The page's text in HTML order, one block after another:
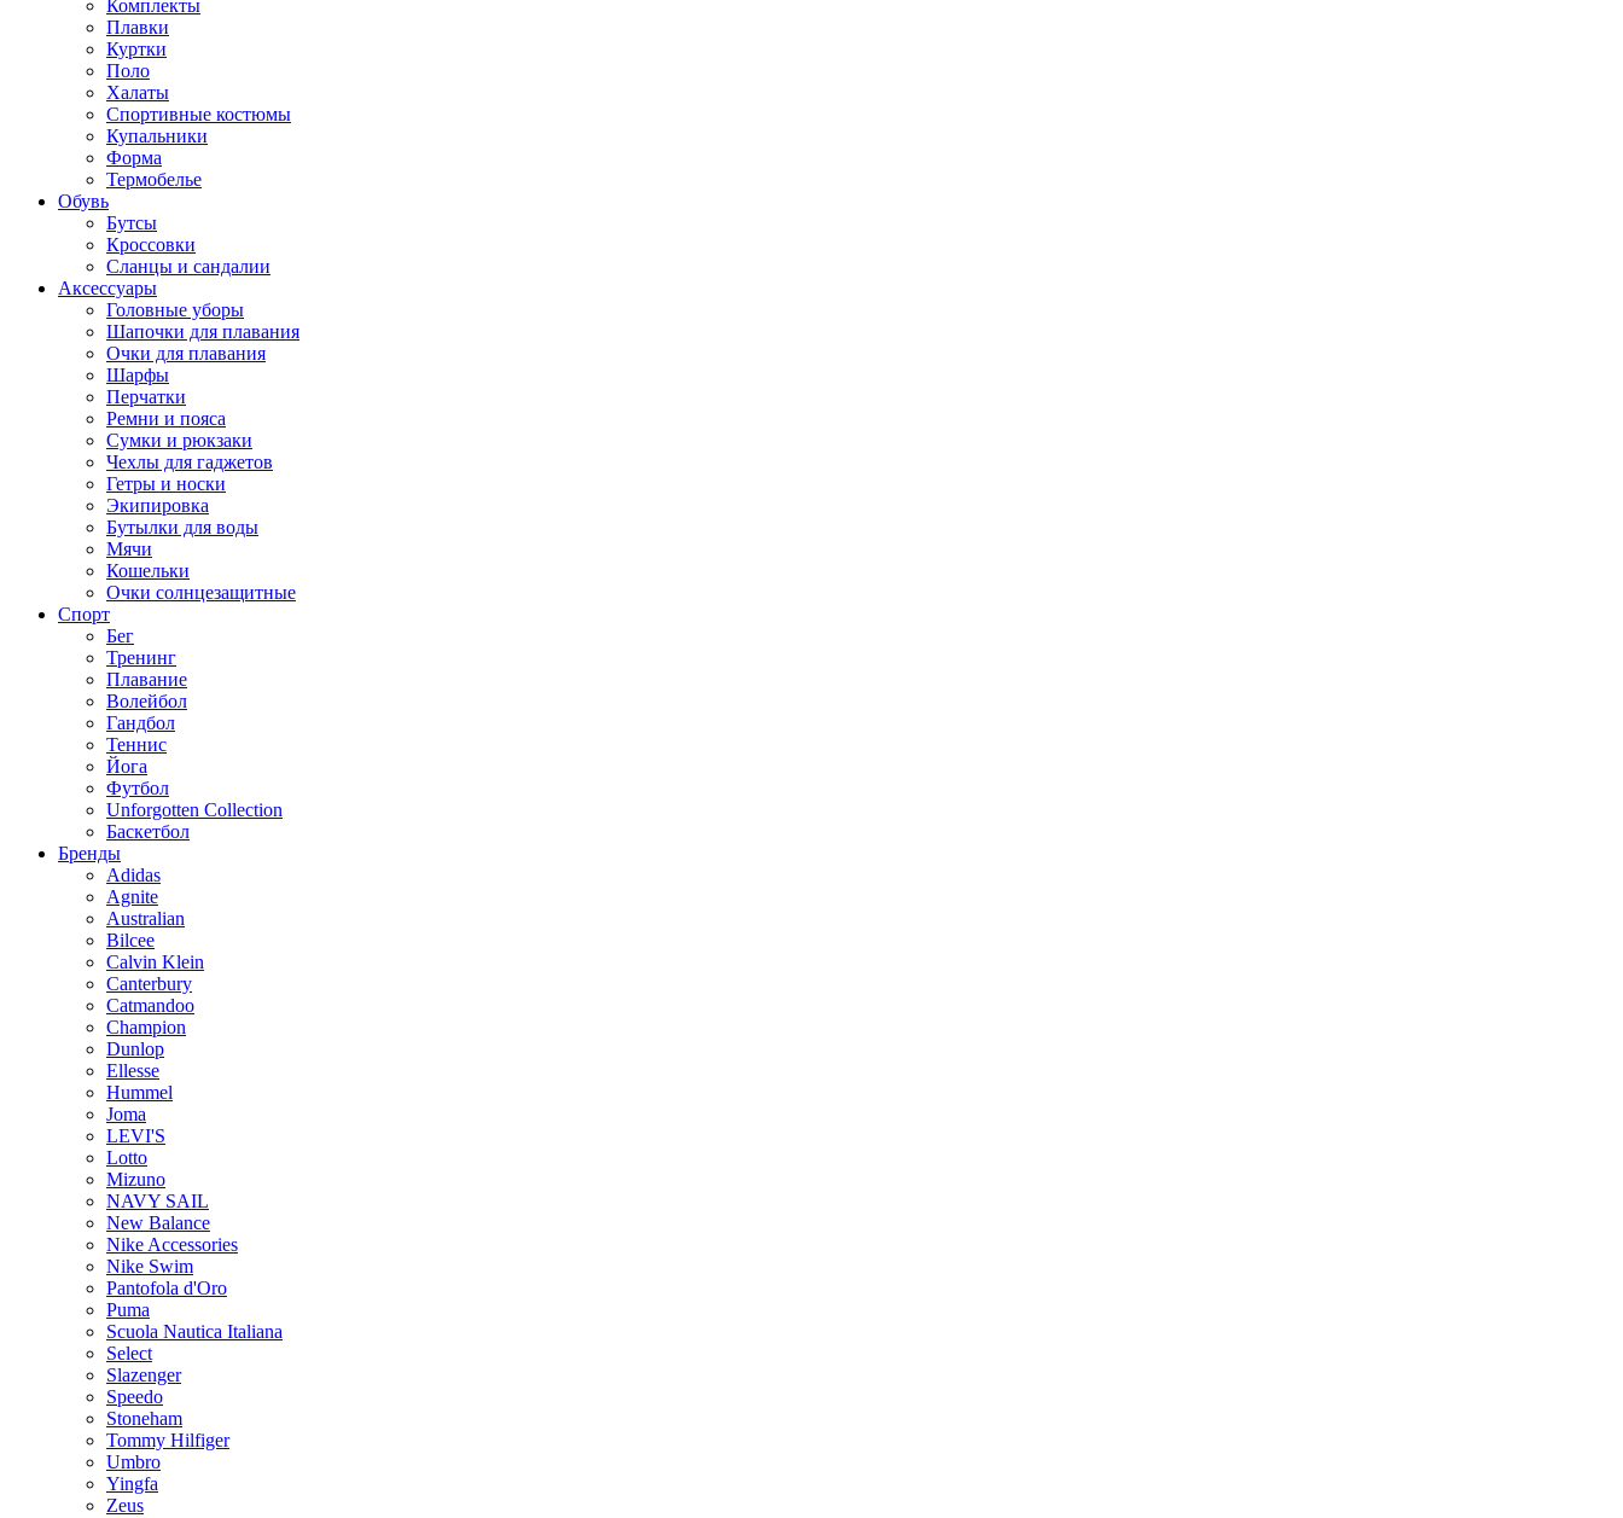
Комплекты
Плавки
Куртки
Поло
Халаты
Спортивные костюмы
Купальники
Форма
Термобелье
Обувь
Бутсы
Кроссовки
Сланцы и сандалии
Аксессуары
Головные уборы
Шапочки для плавания
Очки для плавания
Шарфы
Перчатки
Ремни и пояса
Сумки и рюкзаки
Чехлы для гаджетов
Гетры и носки
Экипировка
Бутылки для воды
Мячи
Кошельки
Очки солнцезащитные
Спорт
Бег
Тренинг
Плавание
Волейбол
Гандбол
Теннис
Йога
Футбол
Unforgotten Collection
Баскетбол
Бренды
Adidas
Agnite
Australian
Bilcee
Calvin Klein
Canterbury
Catmandoo
Champion
Dunlop
Ellesse
Hummel
Joma
LEVI'S
Lotto
Mizuno
NAVY SAIL
New Balance
Nike Accessories
Nike Swim
Pantofola d'Oro
Puma
Scuola Nautica Italiana
Select
Slazenger
Speedo
Stoneham
Tommy Hilfiger
Umbro
Yingfa
Zeus